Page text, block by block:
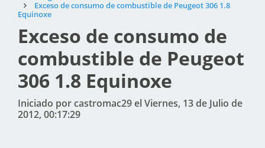
Exceso de consumo de combustible de Peugeot 306 1.8
Equinoxe
Exceso de consumo de
combustible de Peugeot
306 1.8 Equinoxe
Iniciado por castromac29 el Viernes, 13 de Julio de
2012, 00:17:29